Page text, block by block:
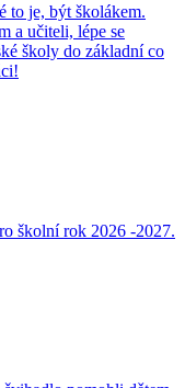
to je, být školákem.
a učiteli, lépe se
školy do základní co
školní rok 2026 -2027.